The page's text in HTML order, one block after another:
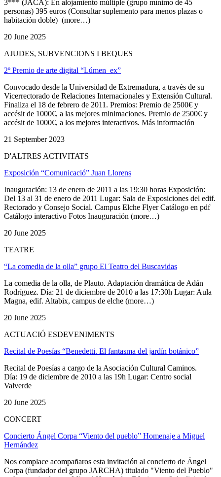
3*** (JACA): En alojamiento múltiple (grupo mínimo de 45
personas) 395 euros (Consultar suplemento para menos plazas o
habitación doble) (more…)
20 June 2025
AJUDES, SUBVENCIONS I BEQUES
2º Premio de arte digital “Lúmen_ex”
Convocado desde la Universidad de Extremadura, a través de su
Vicerrectorado de Relaciones Internacionales y Extensión Cultural.
Finaliza el 18 de febrero de 2011. Premios: Premio de 2500€ y
accésit de 1000€, a las mejores minimaciones. Premio de 2500€ y
accésit de 1000€, a los mejores interactivos. Más información
21 September 2023
D'ALTRES ACTIVITATS
Exposición “Comunicació” Juan Llorens
Inauguración: 13 de enero de 2011 a las 19:30 horas Exposición:
Del 13 al 31 de enero de 2011 Lugar: Sala de Exposiciones del edif.
Rectorado y Consejo Social. Campus Elche Flyer Catálogo en pdf
Catálogo interactivo Fotos Inauguración (more…)
20 June 2025
TEATRE
“La comedia de la olla” grupo El Teatro del Buscavidas
La comedia de la olla, de Plauto. Adaptación dramática de Adán
Rodríguez. Día: 21 de diciembre de 2010 a las 17:30h Lugar: Aula
Magna, edif. Altabix, campus de elche (more…)
20 June 2025
ACTUACIÓ ESDEVENIMENTS
Recital de Poesías “Benedetti. El fantasma del jardín botánico”
Recital de Poesías a cargo de la Asociación Cultural Caminos.
Día: 19 de diciembre de 2010 a las 19h Lugar: Centro social
Valverde
20 June 2025
CONCERT
Concierto Ángel Corpa “Viento del pueblo” Homenaje a Miguel
Hernández
Nos complace acompañaros esta invitación al concierto de Ángel
Corpa (fundador del grupo JARCHA) titulado "Viento del Pueblo"